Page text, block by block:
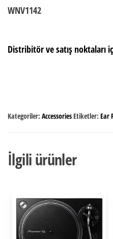
WNV1142
Distribitör ve satış noktaları
Kategoriler: AccessoriesEtiketler: Ear
İlgili ürünler